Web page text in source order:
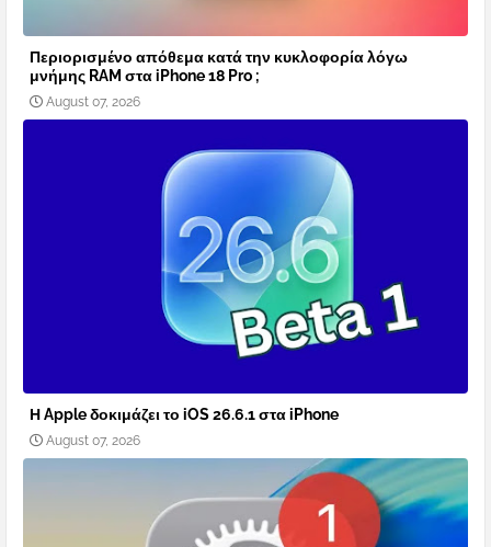
Περιορισμένο απόθεμα κατά την κυκλοφορία λόγω
μνήμης RAM στα iPhone 18 Pro ;
August 07, 2026
Η Apple δοκιμάζει το iOS 26.6.1 στα iPhone
August 07, 2026